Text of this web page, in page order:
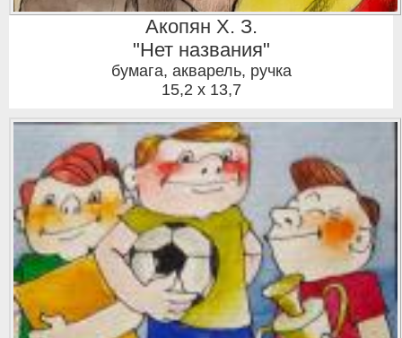
Акопян Х. З.
"Нет названия"
бумага, акварель, ручка
15,2 x 13,7